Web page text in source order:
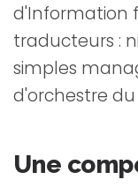
d'Information
traducteurs :
simples
d'orchestre
Une